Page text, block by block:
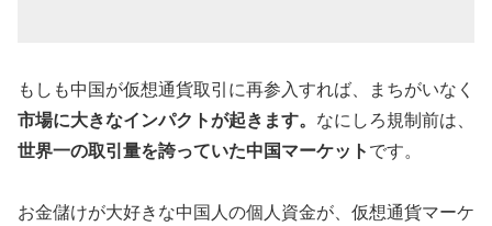
もしも中国が仮想通貨取引に再参入すれば、まちがいなく
市場に大きなインパクトが起きます。 なにしろ規制前は、
世界一の取引量を誇っていた中国マーケット です。
お金儲けが大好きな中国人の個人資金が、仮想通貨マーケ